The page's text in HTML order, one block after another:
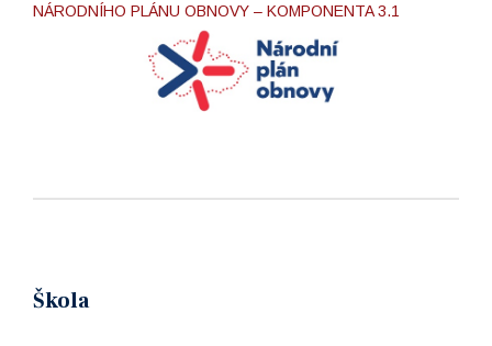
NÁRODNÍHO PLÁNU OBNOVY – KOMPONENTA 3.1
Škola